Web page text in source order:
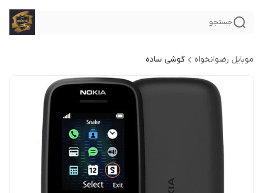
جستجو
موبایل رضوانخواه گوشی ساده